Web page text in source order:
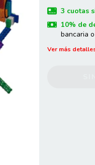
3 cuotas
10% de
bancaria
Ver más